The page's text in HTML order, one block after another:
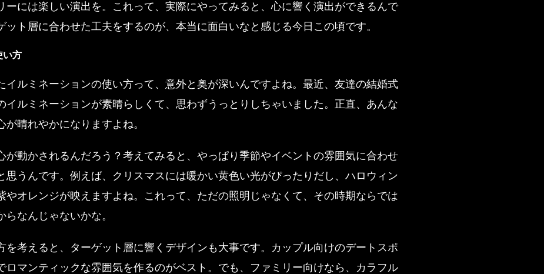
ーには楽しい演出を。これって、実際にやってみると、心に響く演出ができるんで
ット層に合わせた工夫をするのが、本当に面白いなと感じる今日この頃です。
い方
イルミネーションの使い方って、意外と奥が深いんですよね。最近、友達の結婚式
イルミネーションが素晴らしくて、思わずうっとりしちゃいました。正直、あんな
晴れやかになりますよね。
が動かされるんだろう？考えてみると、やっぱり季節やイベントの雰囲気に合わせ
思うんです。例えば、クリスマスには暖かい黄色い光がぴったりだし、ハロウィン
やオレンジが映えますよね。これって、ただの照明じゃなくて、その時期ならでは
なんじゃないかな。
を考えると、ターゲット層に響くデザインも大事です。カップル向けのデートスポ
ロマンティックな雰囲気を作るのがベスト。でも、ファミリー向けなら、カラフル